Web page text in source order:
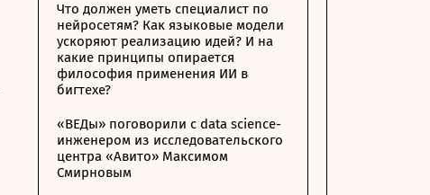
Что должен уметь специалист по
нейросетям? Как языковые модели
ускоряют реализацию идей? И на
какие принципы опирается
философия применения ИИ в
бигтехе?
«ВЕДы» поговорили с data science-
инженером из исследовательского
центра «Авито» Максимом
Смирновым